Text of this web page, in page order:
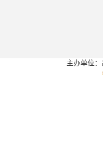
主办单位